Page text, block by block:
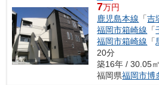
7万円
鹿児島本線 「吉
福岡市箱崎線 「
福岡市箱崎線 「
20分
築16年 / 30.05㎡
福岡県福岡市博